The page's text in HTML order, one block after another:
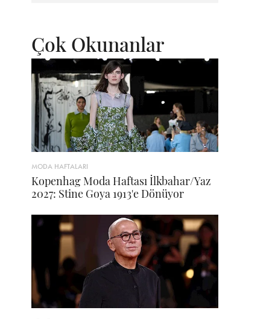
Çok Okunanlar
MODA HAFTALARI
Kopenhag Moda Haftası İlkbahar/Yaz
2027: Stine Goya 1913'e Dönüyor